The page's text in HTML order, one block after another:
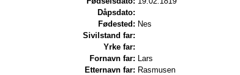
Dåpsdato:
Fødested: Nes
Sivilstand far:
Yrke far:
Fornavn far: Lars
Etternavn far: Rasmusen